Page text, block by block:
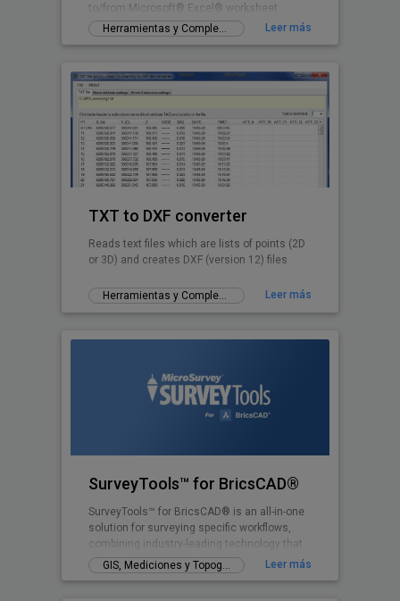
to/from Microsoft® Excel® worksheet
Herramientas y Complementos gratuitos
Leer más
TXT to DXF converter
Reads text files which are lists of points (2D
or 3D) and creates DXF (version 12) files
Herramientas y Complementos gratuitos Leer más
SurveyTools™ for BricsCAD®
SurveyTools™ for BricsCAD® is an all-in-one
solution for surveying specific workflows,
combining industry-leading technology that
accelerates productivity.
GIS, Mediciones y Topografía Leer más